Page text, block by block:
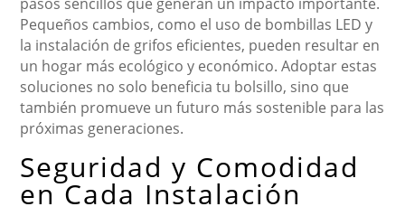
Pequeños cambios, como el uso de bombillas LED y
la instalación de grifos eficientes, pueden resultar en
un hogar más ecológico y económico. Adoptar estas
soluciones no solo beneficia tu bolsillo, sino que
también promueve un futuro más sostenible para las
próximas generaciones.
Seguridad y Comodidad
en Cada Instalación